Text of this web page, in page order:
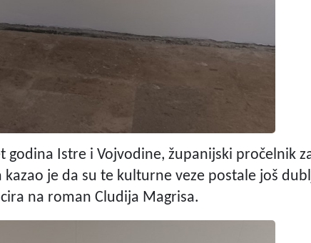
Istre i Vojvodine, županijski pročelnik
je da su te kulturne veze postale još
na roman Cludija Magrisa.